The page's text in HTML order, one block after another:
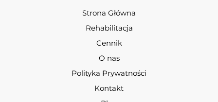
Strona Główna
Rehabilitacja
Cennik
O nas
Polityka Prywatności
Kontakt